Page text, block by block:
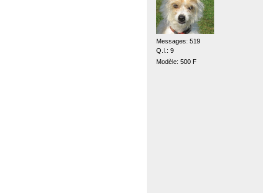
Messages: 519
Q.I.: 9
Modèle: 500 F